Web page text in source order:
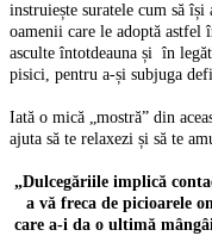
instruiește suratele cum să își
oamenii care le adoptă astfel
asculte întotdeauna și în
pisici, pentru a-și subjuga
Iată o mică „mostră” din
ajuta să te relaxezi și să te
„Dulcegăriile implică
a vă freca de picioarele
care a-i da o ultimă